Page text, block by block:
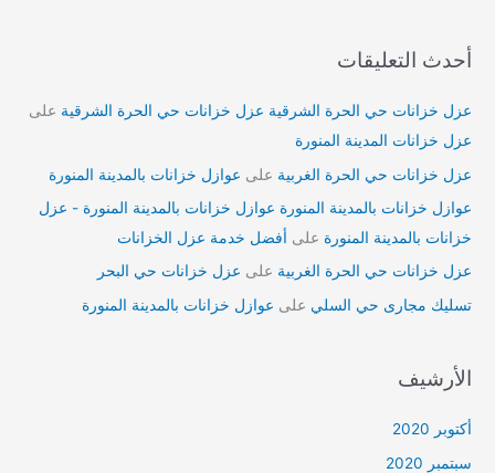
أحدث التعليقات
عزل خزانات حي الحرة الشرقية عزل خزانات حي الحرة الشرقية على
عزل خزانات المدينة المنورة
عزل خزانات حي الحرة الغربية على عوازل خزانات بالمدينة المنورة
عوازل خزانات بالمدينة المنورة عوازل خزانات بالمدينة المنورة - عزل
خزانات بالمدينة المنورة على أفضل خدمة عزل الخزانات
عزل خزانات حي الحرة الغربية على عزل خزانات حي البحر
تسليك مجارى حي السلي على عوازل خزانات بالمدينة المنورة
الأرشيف
أكتوبر 2020
سبتمبر 2020